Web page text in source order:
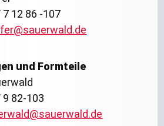
7 12 86 -107
und Formteile
9 82-103